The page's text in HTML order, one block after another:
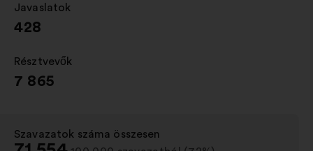
Javaslatok
:
428
Résztvevők
:
7 865
Szavazatok száma összesen
: